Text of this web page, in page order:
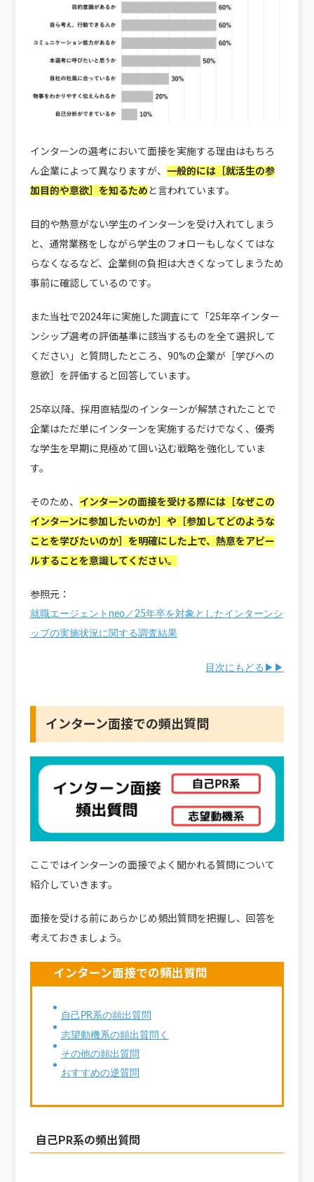
インターンの選考において面接を実施する理由はもちろ
ん企業によって異なりますが、 一般的には［就活生の参
加目的や意欲］を知るためと言われています。
目的や熱意がない学生のインターンを受け入れてしまう
と、通常業務をしながら学生のフォローもしなくてはな
らなくなるなど、企業側の負担は大きくなってしまうため
事前に確認しているのです。
また当社で2024年に実施した調査にて「25年卒インター
ンシップ選考の評価基準に該当するものを全て選択して
ください」と質問したところ、90%の企業が［学びへの
意欲］を評価すると回答しています。
25卒以降、採用直結型のインターンが解禁されたことで
企業はただ単にインターンを実施するだけでなく、優秀
な学生を早期に見極めて囲い込む戦略を強化していま
す。
そのため、 インターンの面接を受ける際には［なぜこの
インターンに参加したいのか］や［参加してどのような
ことを学びたいのか］を明確にした上で、熱意をアピー
ルすることを意識してください。
参照元：
就職エージェントneo／25年卒を対象としたインターンシ
ップの実施状況に関する調査結果
目次にもどる▶▶
インターン面接での頻出質問
ここではインターンの面接でよく聞かれる質問について
紹介していきます。
面接を受ける前にあらかじめ頻出質問を把握し、回答を
考えておきましょう。
インターン面接での頻出質問
自己PR系の頻出質問
志望動機系の頻出質問く
その他の頻出質問
おすすめの逆質問
自己PR系の頻出質問